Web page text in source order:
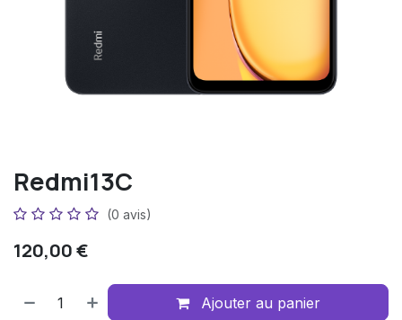
Redmi13C
(0 avis)
120,00€
Ajouter au panier